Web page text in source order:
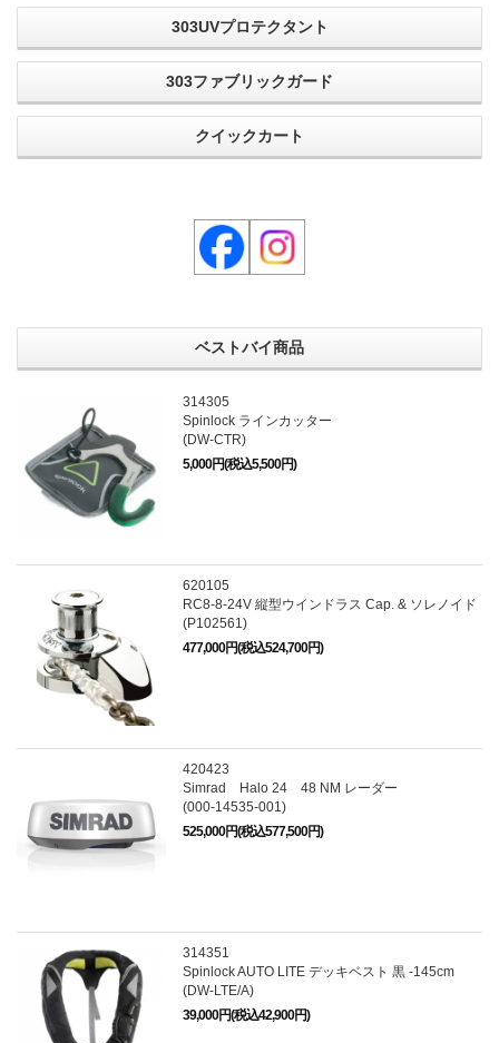
303UVプロテクタント
303ファブリックガード
クイックカート
ベストバイ商品
314305
Spinlock ラインカッター
(DW-CTR)
5,000円(税込5,500円)
620105
RC8-8-24V 縦型ウインドラス Cap. & ソレノイド
(P102561)
477,000円(税込524,700円)
420423
Simrad Halo 24 48 NM レーダー
(000-14535-001)
525,000円(税込577,500円)
314351
Spinlock AUTO LITE デッキベスト 黒 -145cm
(DW-LTE/A)
39,000円(税込42,900円)